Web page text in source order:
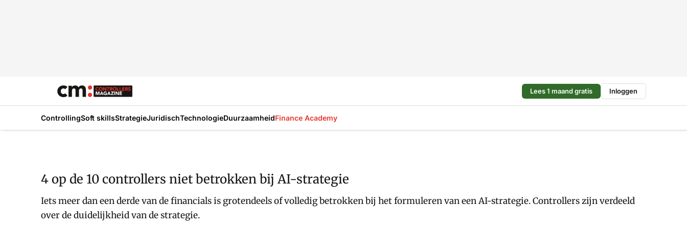
Lees 1 maand gratis Inloggen
ControllingSoft skillsStrategieJuridischTechnologieDuurzaamheidFinance Academy
4 op de 10 controllers niet betrokken bij AI-strategie
Iets meer dan een derde van de financials is grotendeels of volledig betrokken bij het formuleren van een AI-strategie. Controllers zijn verdeeld
over de duidelijkheid van de strategie.